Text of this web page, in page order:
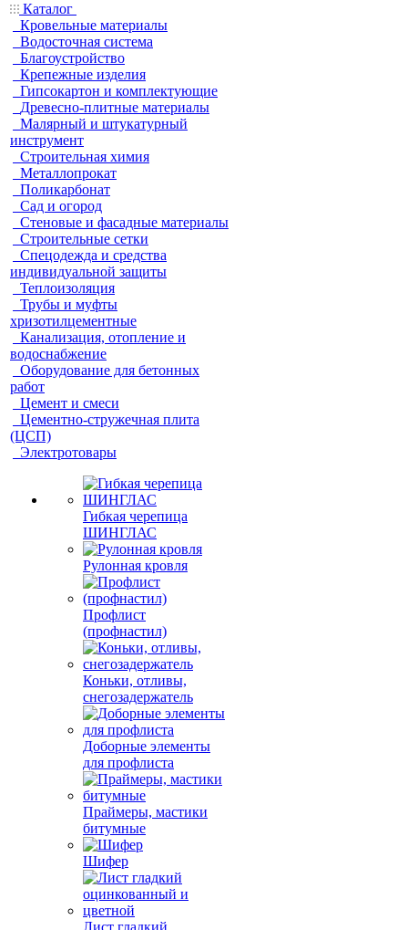
Каталог
Кровельные материалы
Водосточная система
Благоустройство
Крепежные изделия
Гипсокартон и комплектующие
Древесно-плитные материалы
Малярный и штукатурный
инструмент
Строительная химия
Металлопрокат
Поликарбонат
Сад и огород
Стеновые и фасадные материалы
Строительные сетки
Спецодежда и средства
индивидуальной защиты
Теплоизоляция
Трубы и муфты
хризотилцементные
Канализация, отопление и
водоснабжение
Оборудование для бетонных
работ
Цемент и смеси
Цементно-стружечная плита
(ЦСП)
Электротовары
Гибкая черепица
ШИНГЛАС
Рулонная кровля
Профлист
(профнастил)
Коньки, отливы,
снегозадержатель
Доборные элементы
для профлиста
Праймеры, мастики
битумные
Шифер
Лист гладкий